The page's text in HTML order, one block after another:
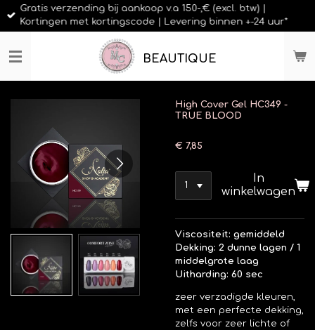
Ga
direct
de
BEAUTIQUE
Gratis verzending bij aankoop v.a 150-,€ (excl. btw) |
Kortingen met kortingscode | Levering binnen +-24 uur*
High Cover Gel HC349 -
TRUE BLOOD
€ 7,85
In
winkelwagen
Viscositeit: gemiddeld
Dekking: 2 dunne lagen / 1
middelgrote laag
Uitharding: 60 sec
zeer verzadigde kleuren,
met een perfecte dekking,
zelfs voor zeer lichte of